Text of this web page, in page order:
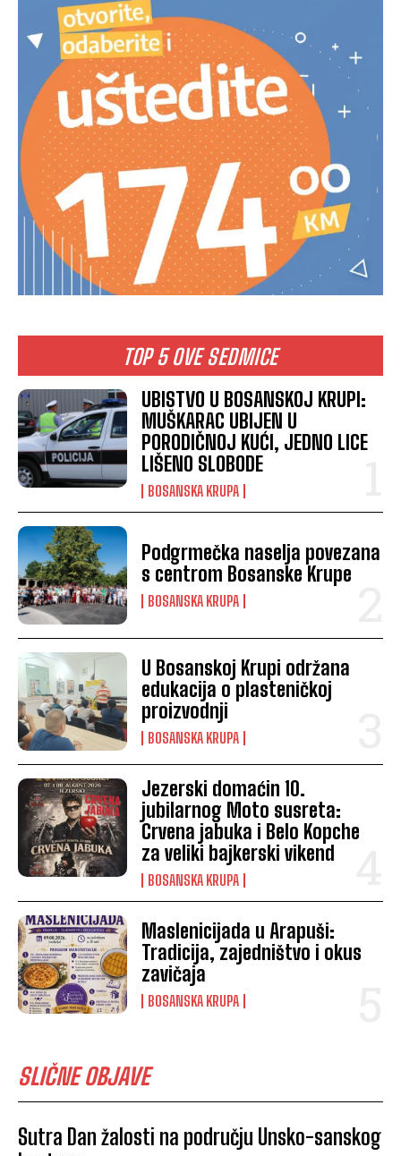
TOP 5 OVE SEDMICE
UBISTVO U BOSANSKOJ KRUPI:
MUŠKARAC UBIJEN U
PORODIČNOJ KUĆI, JEDNO LICE
LIŠENO SLOBODE
BOSANSKA KRUPA
Podgrmečka naselja povezana
s centrom Bosanske Krupe
BOSANSKA KRUPA
U Bosanskoj Krupi održana
edukacija o plasteničkoj
proizvodnji
BOSANSKA KRUPA
Jezerski domaćin 10.
jubilarnog Moto susreta:
Crvena jabuka i Belo Kopche
za veliki bajkerski vikend
BOSANSKA KRUPA
Maslenicijada u Arapuši:
Tradicija, zajedništvo i okus
zavičaja
BOSANSKA KRUPA
SLIČNE OBJAVE
Sutra Dan žalosti na području Unsko-sanskog